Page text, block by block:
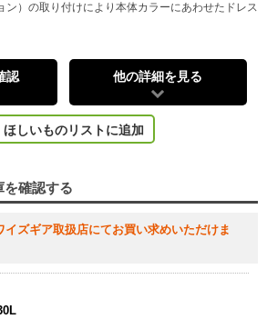
ン）の取り付けにより本体カラーにあわせたドレス
認 他の詳細を見る
ほしいものリストに追加
を確認する
イズギア取扱店にてお買い求めいただけま